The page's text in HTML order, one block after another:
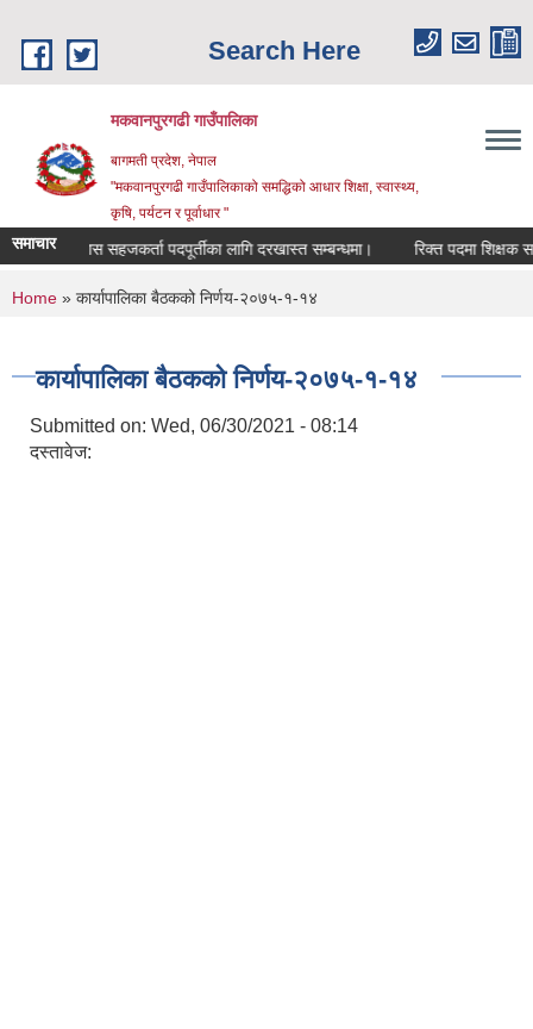
Search Here
मकवानपुरगढी गाउँपालिका
बागमती प्रदेश, नेपाल
"मकवानपुरगढी गाउँपालिकाको समद्धिको आधार शिक्षा, स्‍वास्‍थ्‍य,
कृषि, पर्यटन र पूर्वाधार "
समाचार सहजकर्ता पदपूर्तीका लागि दरखास्त सम्बन्धमा। रिक्त पदमा शिक्षक सरुवा
You are here
Home » कार्यापालिका बैठकको निर्णय-२०७५-१-१४
कार्यापालिका बैठकको निर्णय-२०७५-१-१४
Submitted on: Wed, 06/30/2021 - 08:14
दस्तावेज: